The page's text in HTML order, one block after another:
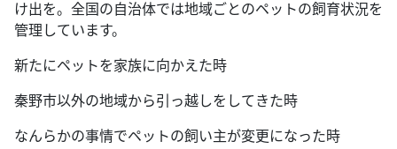
け出を。全国の自治体では地域ごとのペットの飼育状況を
管理しています。
新たにペットを家族に向かえた時
秦野市以外の地域から引っ越しをしてきた時
なんらかの事情でペットの飼い主が変更になった時